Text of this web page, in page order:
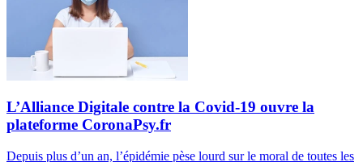
L’Alliance Digitale contre la Covid-19 ouvre la
plateforme CoronaPsy.fr
Depuis plus d’un an, l’épidémie pèse lourd sur le moral de toutes les